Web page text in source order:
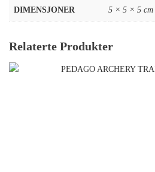
DIMENSJONER 5 × 5 × 5 cm
Relaterte Produkter